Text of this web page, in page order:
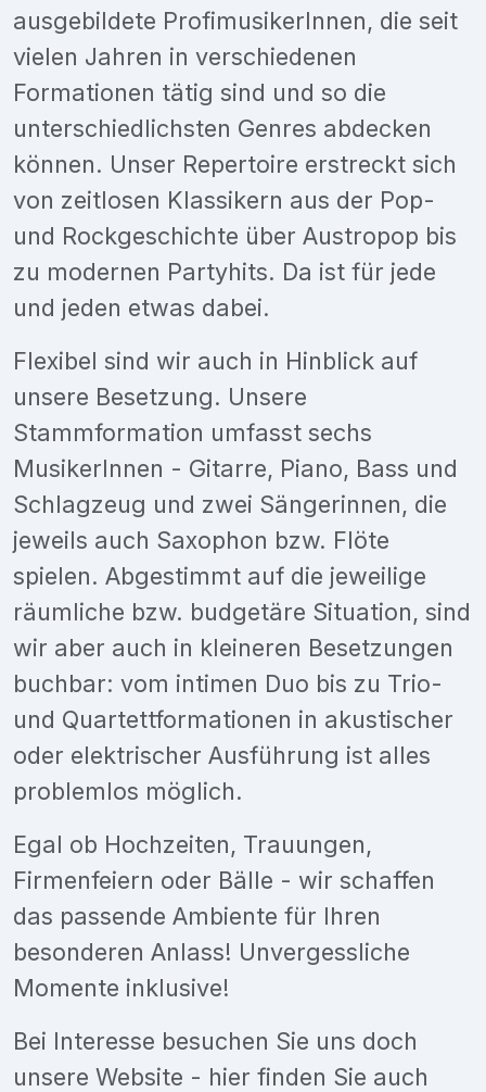
ausgebildete ProfimusikerInnen, die seit
vielen Jahren in verschiedenen
Formationen tätig sind und so die
unterschiedlichsten Genres abdecken
können. Unser Repertoire erstreckt sich
von zeitlosen Klassikern aus der Pop-
und Rockgeschichte über Austropop bis
zu modernen Partyhits. Da ist für jede
und jeden etwas dabei.
Flexibel sind wir auch in Hinblick auf
unsere Besetzung. Unsere
Stammformation umfasst sechs
MusikerInnen - Gitarre, Piano, Bass und
Schlagzeug und zwei Sängerinnen, die
jeweils auch Saxophon bzw. Flöte
spielen. Abgestimmt auf die jeweilige
räumliche bzw. budgetäre Situation, sind
wir aber auch in kleineren Besetzungen
buchbar: vom intimen Duo bis zu Trio-
und Quartettformationen in akustischer
oder elektrischer Ausführung ist alles
problemlos möglich.
Egal ob Hochzeiten, Trauungen,
Firmenfeiern oder Bälle - wir schaffen
das passende Ambiente für Ihren
besonderen Anlass! Unvergessliche
Momente inklusive!
Bei Interesse besuchen Sie uns doch
unsere Website - hier finden Sie auch